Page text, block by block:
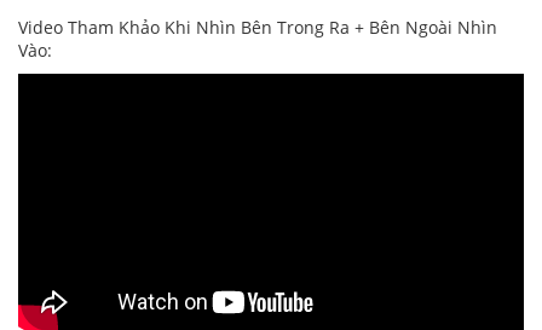
Video Tham Khảo Khi Nhìn Bên Trong Ra + Bên Ngoài Nhìn
Vào: